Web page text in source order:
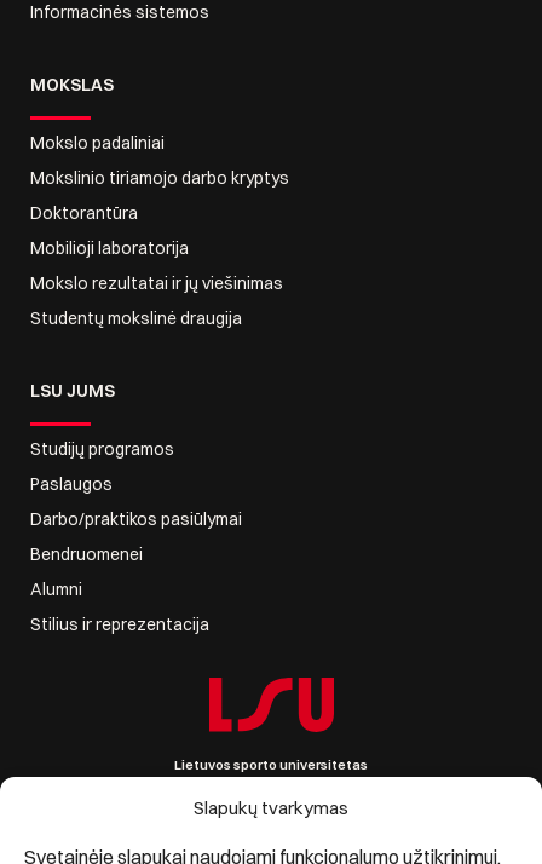
Slapukų tvarkymas
Svetainėje slapukai naudojami funkcionalumo užtikrinimui,
Informacinės sistemos
MOKSLAS
Mokslo padaliniai
Mokslinio tiriamojo darbo kryptys
Doktorantūra
Mobilioji laboratorija
Mokslo rezultatai ir jų viešinimas
Studentų mokslinė draugija
LSU JUMS
Studijų programos
Paslaugos
Darbo/praktikos pasiūlymai
Bendruomenei
Alumni
Stilius ir reprezentacija
Lietuvos sporto universitetas
Sporto g. 6, LT-44221 Kaunas, Lietuva
Įmonės kodas 111951530
PVM mokėtojo kodas LT119515314